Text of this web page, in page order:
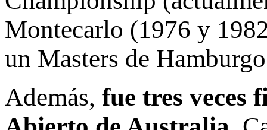
Montecarlo (1976 y
un Masters de
Además, fue tres veces